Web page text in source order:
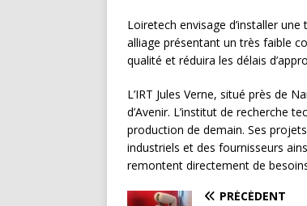
Loiretech envisage d’installer
alliage présentant un très faible
qualité et réduira les délais
L’IRT Jules Verne, situé près de
d’Avenir. L’institut de recherche
production de demain. Ses
industriels et des fournisseurs
remontent directement de
PRÉCÉDENT